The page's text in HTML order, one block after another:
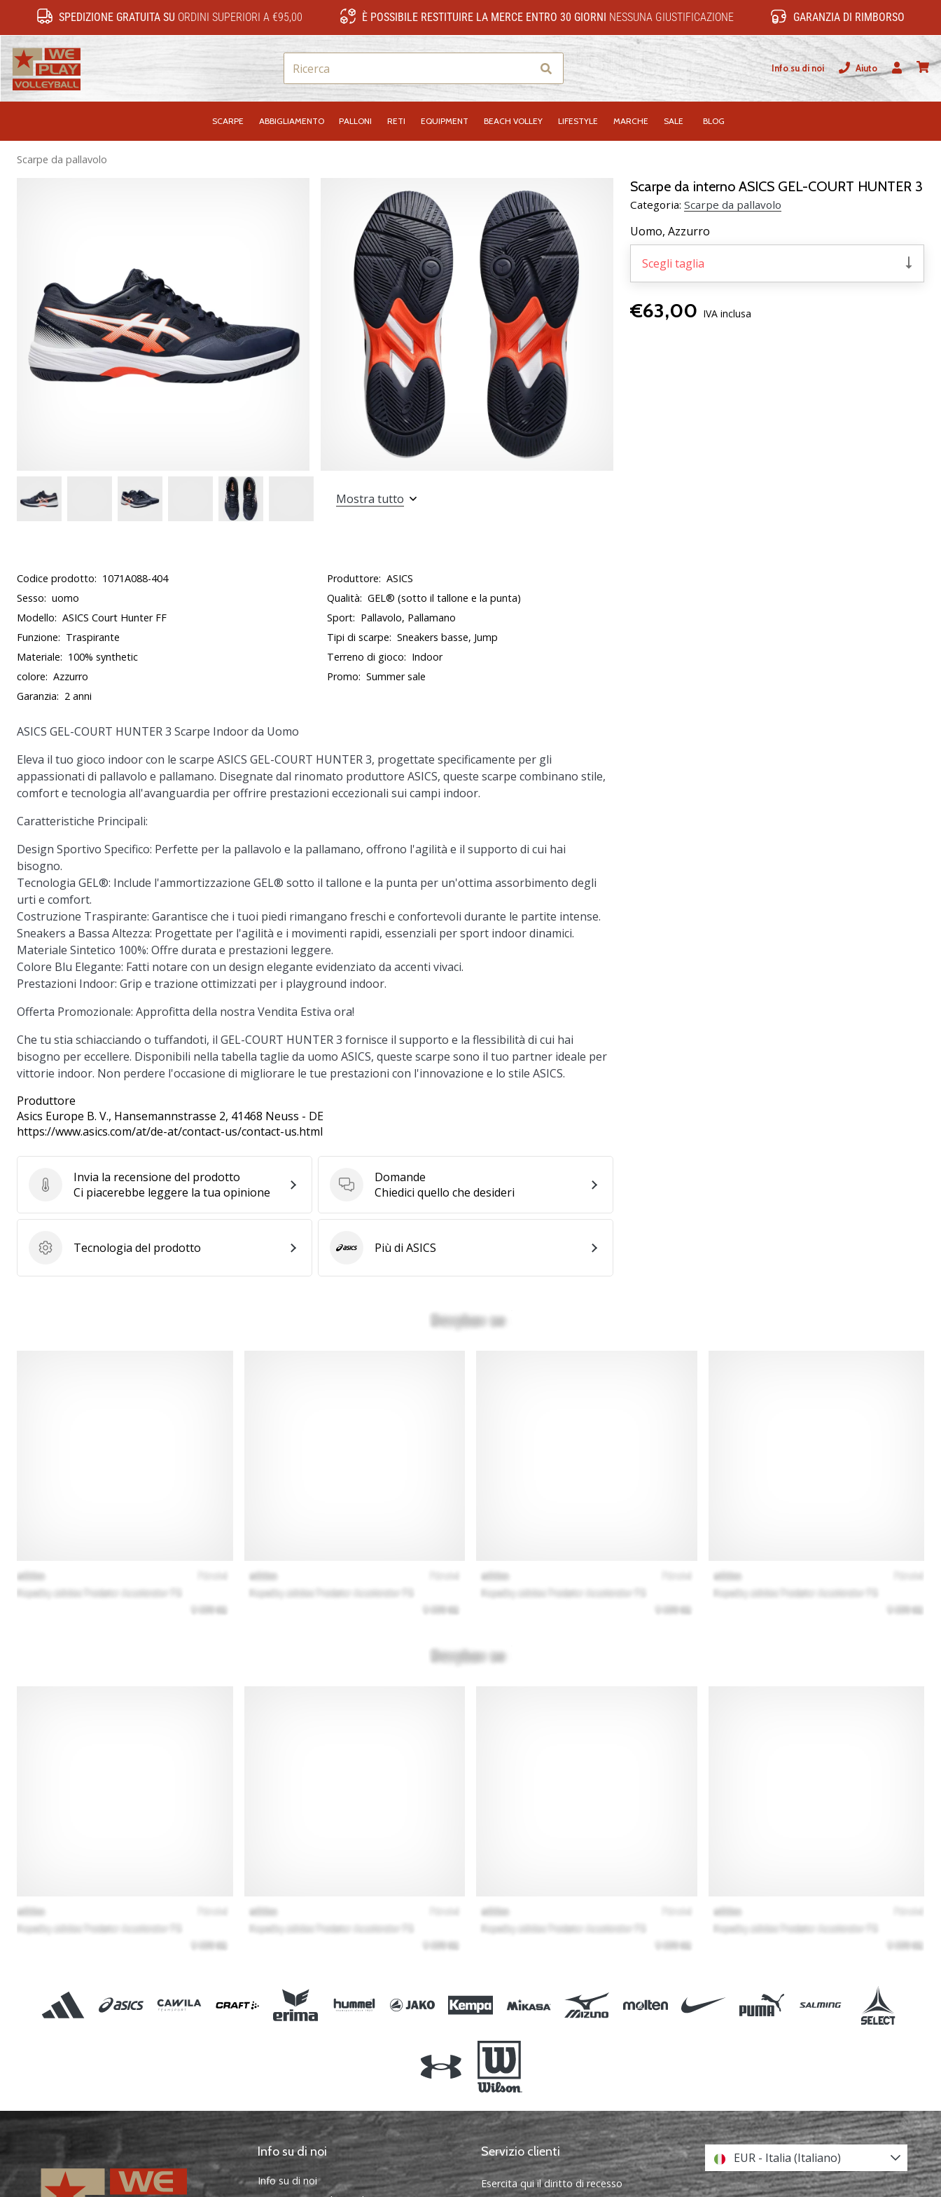
SPEDIZIONE GRATUITA SU ORDINI SUPERIORI A €95,00 È POSSIBILE RESTITUIRE LA MERCE ENTRO 30 GIORNI NESSUNA GIUSTIFICAZIONE GARANZIA DI RIMBORSO
Ricerca Info su di noi
Aiuto
Utente
SCARPE ABBIGLIAMENTO PALLONI RETI EQUIPMENT BEACH VOLLEY LIFESTYLE MARCHE SALE BLOG
Scarpe da pallavolo
Scarpe da interno ASICS GEL-COURT HUNTER 3
Categoria: Scarpe da pallavolo
Uomo, Azzurro
Scegli taglia
€63,00 IVA inclusa
Mostra tutto
Codice prodotto: 1071A088-404 Produttore: ASICS
Sesso: uomo Qualità: GEL® (sotto il tallone e la punta)
Modello: ASICS Court Hunter FF Sport: Pallavolo, Pallamano
Funzione: Traspirante Tipi di scarpe: Sneakers basse, Jump
Materiale: 100% synthetic Terreno di gioco: Indoor
colore: Azzurro Promo: Summer sale
Garanzia: 2 anni
ASICS GEL-COURT HUNTER 3 Scarpe Indoor da Uomo
Eleva il tuo gioco indoor con le scarpe ASICS GEL-COURT HUNTER 3, progettate specificamente per gli
appassionati di pallavolo e pallamano. Disegnate dal rinomato produttore ASICS, queste scarpe combinano stile,
comfort e tecnologia all'avanguardia per offrire prestazioni eccezionali sui campi indoor.
Caratteristiche Principali:
Design Sportivo Specifico: Perfette per la pallavolo e la pallamano, offrono l'agilità e il supporto di cui hai
bisogno.
Tecnologia GEL®: Include l'ammortizzazione GEL® sotto il tallone e la punta per un'ottima assorbimento degli
urti e comfort.
Costruzione Traspirante: Garantisce che i tuoi piedi rimangano freschi e confortevoli durante le partite intense.
Sneakers a Bassa Altezza: Progettate per l'agilità e i movimenti rapidi, essenziali per sport indoor dinamici.
Materiale Sintetico 100%: Offre durata e prestazioni leggere.
Colore Blu Elegante: Fatti notare con un design elegante evidenziato da accenti vivaci.
Prestazioni Indoor: Grip e trazione ottimizzati per i playground indoor.
Offerta Promozionale: Approfitta della nostra Vendita Estiva ora!
Che tu stia schiacciando o tuffandoti, il GEL-COURT HUNTER 3 fornisce il supporto e la flessibilità di cui hai
bisogno per eccellere. Disponibili nella tabella taglie da uomo ASICS, queste scarpe sono il tuo partner ideale per
vittorie indoor. Non perdere l'occasione di migliorare le tue prestazioni con l'innovazione e lo stile ASICS.
Produttore
Asics Europe B. V., Hansemannstrasse 2, 41468 Neuss - DE
https://www.asics.com/at/de-at/contact-us/contact-us.html
Invia la recensione del prodotto
Invia la recensione del prodotto
Ci piacerebbe leggere la tua opinione
Domande
Domande
Chiedici quello che desideri
Tecnologia del prodotto
Tecnologia del prodotto ASICSPiù di ASICS
Info su di noi
Info su di noi
Servizio clienti
Esercita qui il diritto di recesso
EUR - Italia (Italiano)